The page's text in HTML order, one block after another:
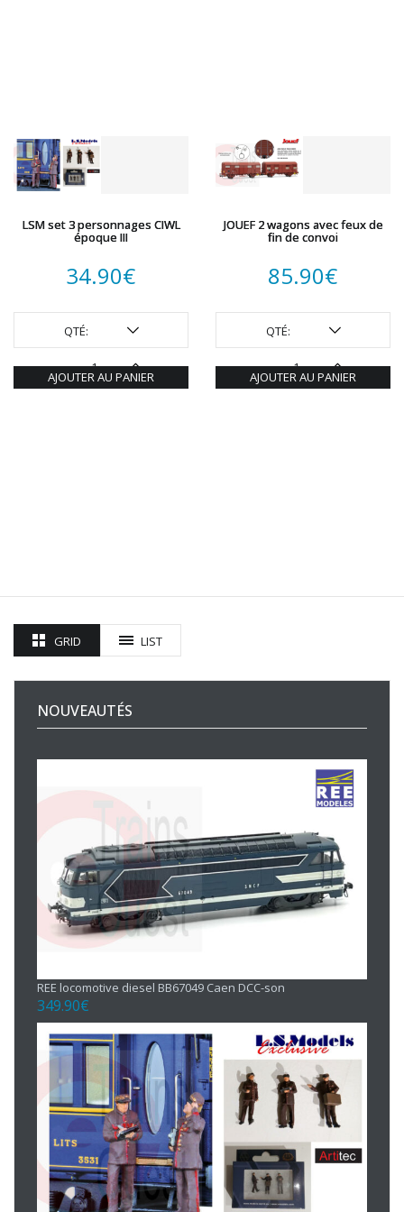
LSM set 3 personnages CIWL
époque III
34.90€
QTÉ:
AJOUTER AU PANIER
JOUEF 2 wagons avec feux de
fin de convoi
85.90€
QTÉ:
AJOUTER AU PANIER
GRID LIST
NOUVEAUTÉS
REE locomotive diesel BB67049 Caen DCC-son
349.90€